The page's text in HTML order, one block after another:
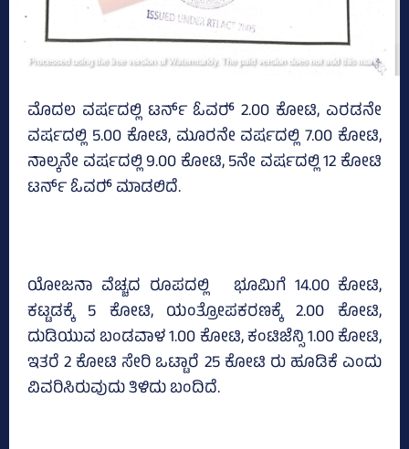
ಮೊದಲ ವರ್ಷದಲ್ಲಿ ಟರ್ನ್ ಓವರ್‍‌ 2.00 ಕೋಟಿ, ಎರಡನೇ
ವರ್ಷದಲ್ಲಿ 5.00 ಕೋಟಿ, ಮೂರನೇ ವರ್ಷದಲ್ಲಿ 7.00 ಕೋಟಿ,
ನಾಲ್ಕನೇ ವರ್ಷದಲ್ಲಿ 9.00 ಕೋಟಿ, 5ನೇ ವರ್ಷದಲ್ಲಿ 12 ಕೋಟಿ
ಟರ್ನ್ ಓವರ್‍‌ ಮಾಡಲಿದೆ.
ಯೋಜನಾ ವೆಚ್ಚದ ರೂಪದಲ್ಲಿ ಭೂಮಿಗೆ 14.00 ಕೋಟಿ,
ಕಟ್ಟಡಕ್ಕೆ 5 ಕೋಟಿ, ಯಂತ್ರೋಪಕರಣಕ್ಕೆ 2.00 ಕೋಟಿ,
ದುಡಿಯುವ ಬಂಡವಾಳ 1.00 ಕೋಟಿ, ಕಂಟಿಜೆನ್ಸಿ 1.00 ಕೋಟಿ,
ಇತರೆ 2 ಕೋಟಿ ಸೇರಿ ಒಟ್ಟಾರೆ 25 ಕೋಟಿ ರು ಹೂಡಿಕೆ ಎಂದು
ವಿವರಿಸಿರುವುದು ತಿಳಿದು ಬಂದಿದೆ.